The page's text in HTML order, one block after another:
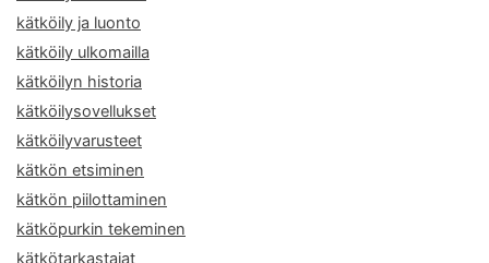
kätköily ja luonto
kätköily ulkomailla
kätköilyn historia
kätköilysovellukset
kätköilyvarusteet
kätkön etsiminen
kätkön piilottaminen
kätköpurkin tekeminen
kätkötarkastajat